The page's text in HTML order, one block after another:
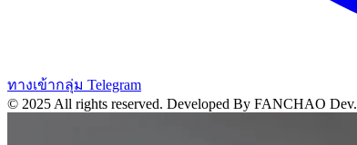
ทางเข้ากลุ่ม Telegram
© 2025 All rights reserved. Developed By FANCHAO Dev.